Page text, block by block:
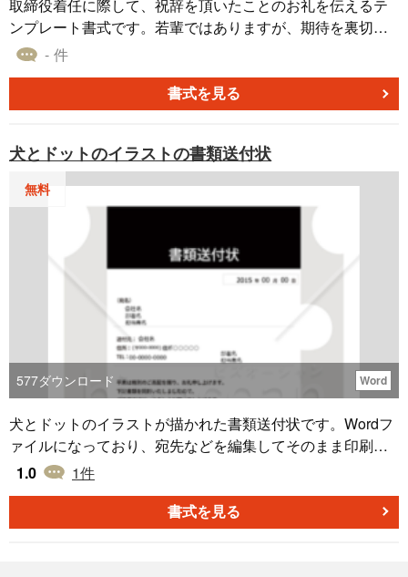
取締役着任に際して、祝辞を頂いたことのお礼を伝えるテ
ンプレート書式です。若輩ではありますが、期待を裏切る
ことのないよう、鋭意努力する旨を伝えます。取締役着任
- 件
書式を見る
犬とドットのイラストの書類送付状
無料
577ダウンロード Word
犬とドットのイラストが描かれた書類送付状です。Wordフ
ァイルになっており、宛先などを編集してそのまま印刷で
きます。無料ダウンロードしてご利用ください。
1.0 1件
書式を見る